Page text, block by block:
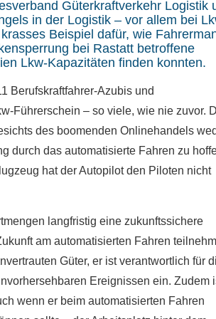
Güterkraftverkehr Logistik
in der Logistik – vor allem bei
Beispiel dafür, wie
bei Rastatt betroffene
Lkw-Kapazitäten finden konnten.
Berufskraftfahrer-Azubis und
Führerschein – so viele, wie nie zuvor.
des boomenden Onlinehandels
durch das automatisierte Fahren zu
hat der Autopilot den Piloten nicht
langfristig eine zukunftssichere
am automatisierten Fahren
Güter, er ist verantwortlich für
Ereignissen ein. Zudem
wenn er beim automatisierten Fahren